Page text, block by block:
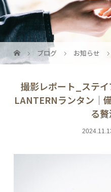
ブログ お知らせ
撮影レポート_ステ
LANTERNランタン｜
る